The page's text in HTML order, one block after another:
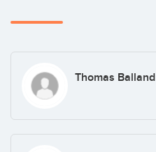
Thomas Balland